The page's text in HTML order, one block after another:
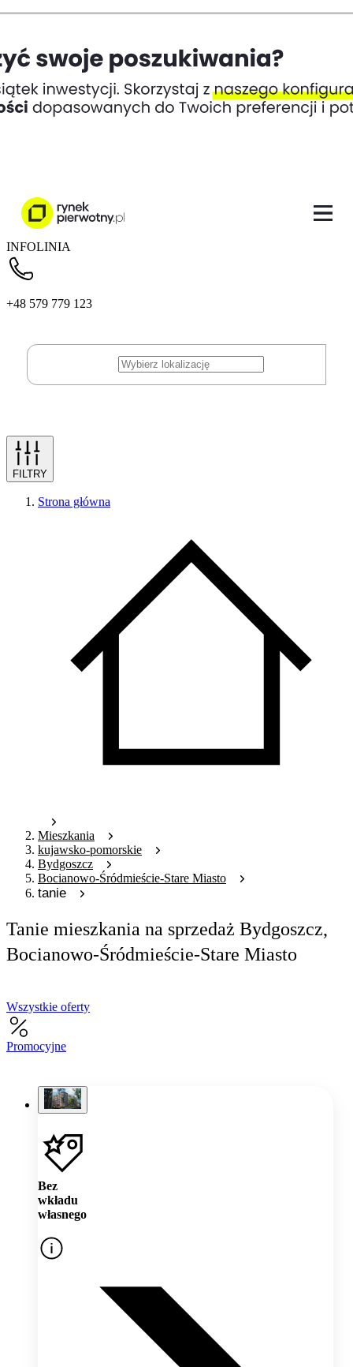
INFOLINIA
+48 579 779 123
FILTRY
Strona główna
Mieszkania
kujawsko-pomorskie
Bydgoszcz
Bocianowo-Śródmieście-Stare Miasto
tanie
Tanie mieszkania na sprzedaż Bydgoszcz,
Bocianowo-Śródmieście-Stare Miasto
Wszystkie oferty
Promocyjne
Bez
wkładu
własnego